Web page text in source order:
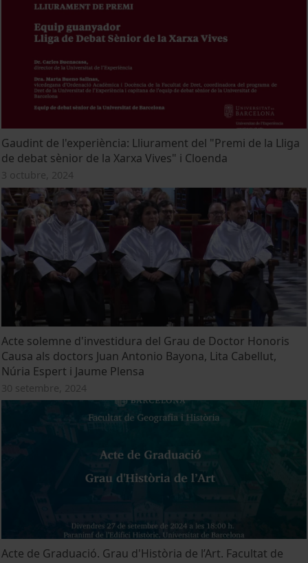
Gaudint de l'experiència: Lliurament del "Premi de la Lliga
de debat sènior de la Xarxa Vives" i Cloenda
3 octubre, 2024
Acte solemne d'investidura del Grau de Doctor Honoris
Causa als doctors Juan Antonio Bayona, Lita Cabellut,
Núria Espert i Jaume Plensa
30 setembre, 2024
Acte de Graduació. Grau d'Història de l’Art. Facultat de